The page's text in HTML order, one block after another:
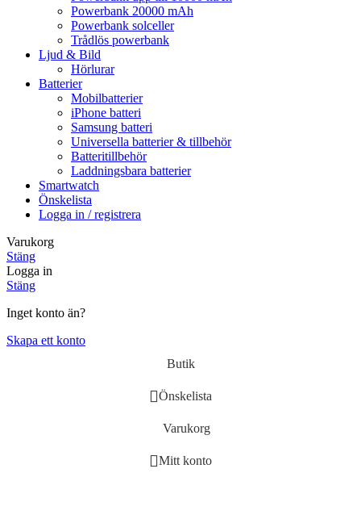
Powerbank 20000 mAh
Powerbank solceller
Trådlös powerbank
Ljud & Bild
Hörlurar
Batterier
Mobilbatterier
iPhone batteri
Samsung batteri
Universella batterier & tillbehör
Batteritillbehör
Laddningsbara batterier
Smartwatch
Önskelista
Logga in / registrera
Varukorg
Stäng
Logga in
Stäng
Inget konto än?
Skapa ett konto
Butik
Önskelista
Varukorg
Mitt konto